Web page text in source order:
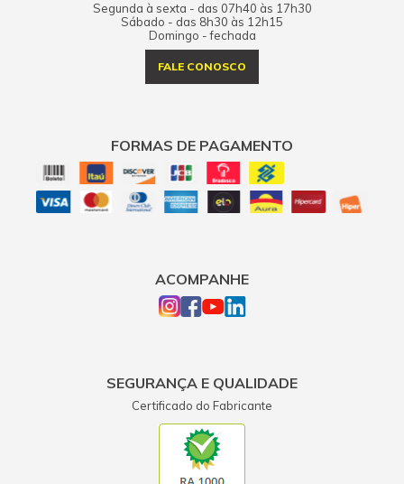
Segunda à sexta - das 07h40 às 17h30
Sábado - das 8h30 às 12h15
Domingo - fechada
FALE CONOSCO
FORMAS DE PAGAMENTO
ACOMPANHE
SEGURANÇA E QUALIDADE
Certificado do Fabricante